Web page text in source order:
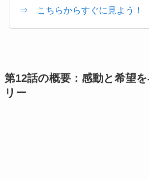
⇒ こちらからすぐに見よう！
第12話の概要：感動と希望
リー